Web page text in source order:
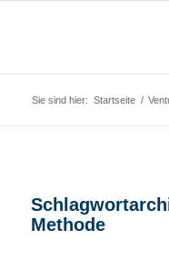
Sie sind hier: Startseite /
Methode